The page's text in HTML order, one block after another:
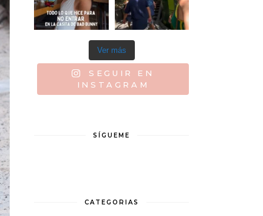
Ver más
SEGUIR EN
INSTAGRAM
SÍGUEME
CATEGORIAS